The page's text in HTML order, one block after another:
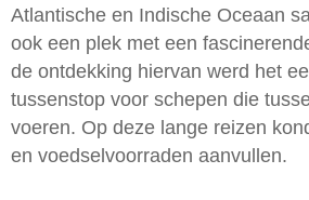
Atlantische en Indische Oceaan
ook een plek met een
de ontdekking hiervan werd het
tussenstop voor schepen die
voeren. Op deze lange reizen
en voedselvoorraden aanvullen.